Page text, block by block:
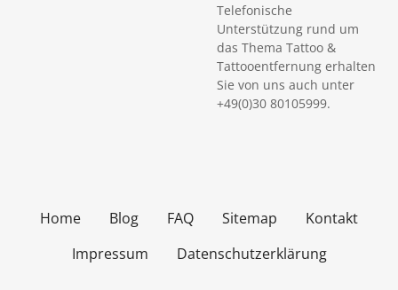
Telefonische
Unterstützung rund um
das Thema Tattoo &
Tattooentfernung erhalten
Sie von uns auch unter
+49(0)30 80105999.
Home Blog FAQ Sitemap
Kontakt
Impressum
Datenschutzerklärung